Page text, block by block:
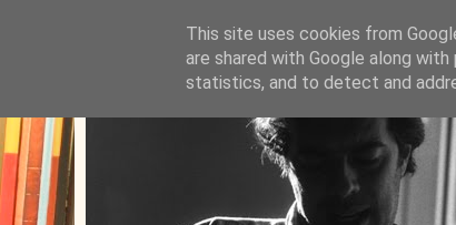
This site uses cookies from
are shared with Google along
statistics, and to detect and